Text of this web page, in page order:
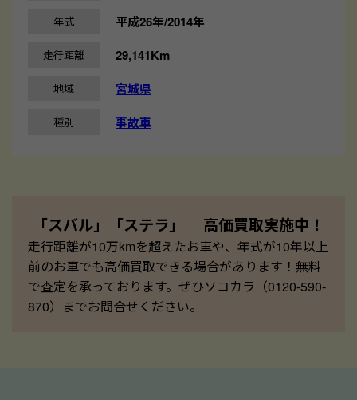
年式 平成26年/2014年
走行距離 29,141Km
地域 宮城県
種別 事故車
「スバル」「ステラ」 高価買取実施中！
走行距離が10万kmを超えたお車や、年式が10年以上
前のお車でも高価買取できる場合があります！無料
で査定を承っております。ぜひソコカラ（0120-590-
870）までお問合せください。